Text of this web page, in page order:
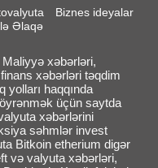
Biznes ideyalar
Əlaqə
xəbərləri,
xəbərləri təqdim
yolları haqqında
üçün saytda
xəbərlərini
səhmlər invest
Bitkoin etherium digər
və valyuta xəbərləri,